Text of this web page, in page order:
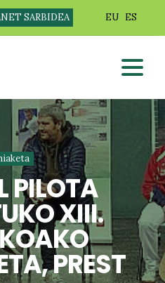
SARBIDEA EU ES
PILOTA
XIII.
PREST